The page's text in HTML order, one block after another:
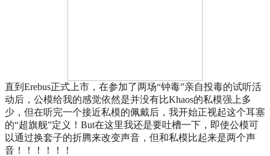
直到Erebus正式上市，在参加了两场“钟毒”亲自投毒的试听活
动后，公模给我的感觉依然是并没有比Khaos的私模强上多
少，但在听完一个接近私模的佩戴后，我开始正视起这个耳塞
的“超旗舰”定义！But在这里我还是要吐槽一下，即使公模可
以通过换套子的折腾来改变声音，但和私模比起来是两个声
音！！！！！！